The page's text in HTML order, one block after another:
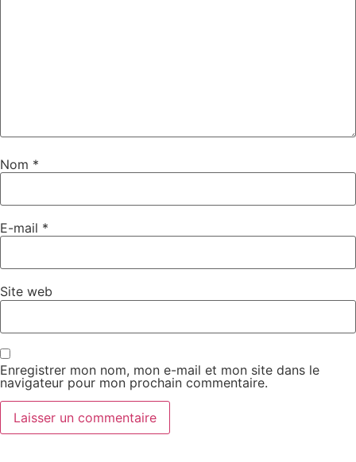
Nom *
E-mail *
Site web
Enregistrer mon nom, mon e-mail et mon site dans le
navigateur pour mon prochain commentaire.